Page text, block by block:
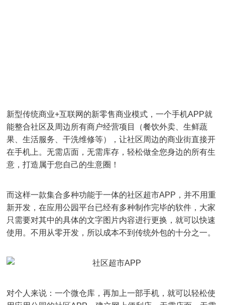
新型传统商业+互联网的新零售商业模式，一个手机APP就
能整合社区及周边所有商户经营项目（餐饮外卖、生鲜蔬
果、生活服务、干洗维修等），让社区周边的商业街直接开
在手机上。无需店面，无需库存，轻松做全您身边的所有生
意，打造属于您自己的生意圈！
而这样一款集合多种功能于一体的社区超市APP，并不用重
新开发，在应用公园平台已经有多种制作完毕的软件，大家
只需要对其中的具体的文字图片内容进行更换，就可以快速
使用。不用从零开发，所以成本不到传统外包的十分之一。
对个人来说：一个微仓库，再加上一部手机，就可以轻松使